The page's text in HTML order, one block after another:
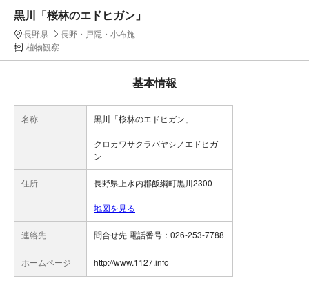
黒川「桜林のエドヒガン」
長野県
長野・戸隠・小布施
植物観察
基本情報
名称 黒川「桜林のエドヒガン」
クロカワサクラバヤシノエドヒガ
ン
住所 長野県上水内郡飯綱町黒川2300
地図を見る
連絡先 問合せ先 電話番号：026-253-7788
ホームページ http://www.1127.info